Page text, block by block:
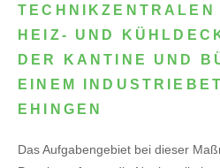
TECHNIKZENTRALEN
HEIZ- UND
DER KANTINE UND
EINEM
EHINGEN
Das Aufgabengebiet bei dieser